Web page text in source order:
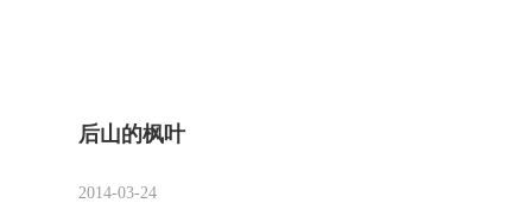
后山的枫叶
2014-03-24